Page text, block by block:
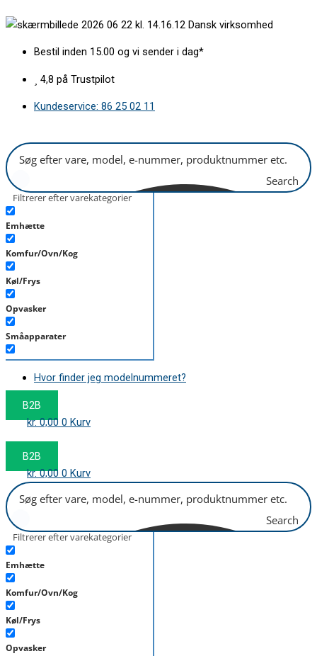
til
Dansk virksomhed
Bestil inden 15.00 og vi sender i dag*
4,8 på Trustpilot
Kundeservice: 86 25 02 11
Search
Filtrerer efter varekategorier
Emhætte
Komfur/Ovn/Kog
Køl/Frys
Opvasker
Småapparater
Støvsuger
Tørretumbler
Tilbehør/Plejemidler
Hvor finder jeg modelnummeret?
B2B
kr.0,00 0 Kurv
B2B
kr.0,00 0 Kurv
Search
Filtrerer efter varekategorier
Emhætte
Komfur/Ovn/Kog
Køl/Frys
Opvasker
komplet